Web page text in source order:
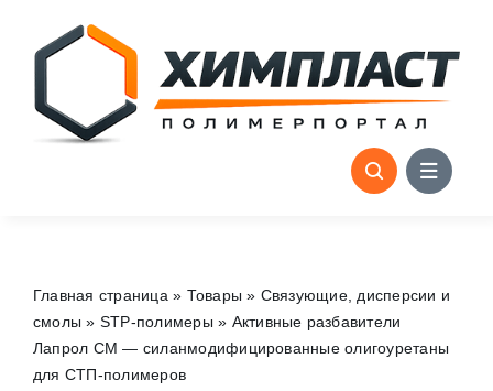
content
Главная страница » Товары » Связующие, дисперсии и
смолы » STP-полимеры » Активные разбавители
Лапрол СМ — силанмодифицированные олигоуретаны
для СТП-полимеров